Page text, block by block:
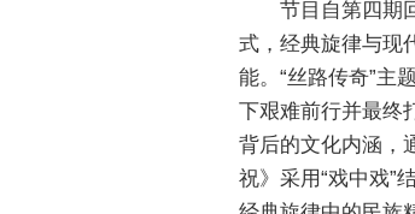
节目自第四期
式，经典旋律与现
能。“丝路传奇”主
下艰难前行并最终
背后的文化内涵，
祝》采用“戏中戏”